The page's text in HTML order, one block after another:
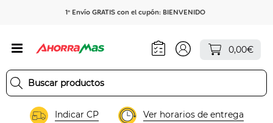
1º Envío GRATIS con el cupón: BIENVENIDO
0,00€
Indicar CP Ver horarios de entrega